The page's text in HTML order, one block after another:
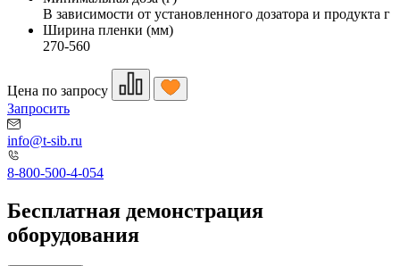
В зависимости от установленного дозатора и продукта г
Ширина пленки (мм)
270-560
Цена по запросу
Запросить
info@t-sib.ru
8-800-500-4-054
Бесплатная демонстрация
оборудования